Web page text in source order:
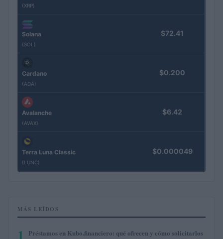
(XRP)
Solana
(SOL)
$72.41
Cardano
(ADA)
$0.200
Avalanche
(AVAX)
$6.42
Terra Luna Classic
(LUNC)
$0.000049
MÁS LEÍDOS
1 Préstamos en Kubo.financiero: qué ofrecen y cómo solicitarlos